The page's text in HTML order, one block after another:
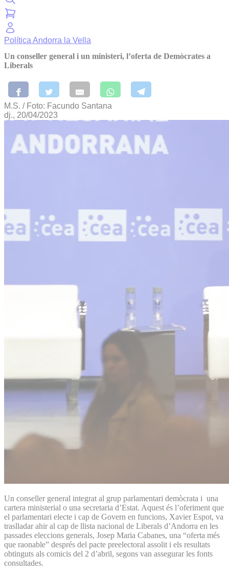
Política Andorra la Vella
Un conseller general i un ministeri, l’oferta de Demòcrates a
Liberals
M.S. / Foto: Facundo Santana
dj., 20/04/2023
Un conseller general integrat al grup parlamentari demòcrata i una
cartera ministerial o una secretaria d’Estat. Aquest és l’oferiment que
el parlamentari electe i cap de Govern en funcions, Xavier Espot, va
traslladar ahir al cap de llista nacional de Liberals d’Andorra en les
passades eleccions generals, Josep Maria Cabanes, una “oferta més
que raonable” després del pacte preelectoral assolit i els resultats
obtinguts als comicis del 2 d’abril, segons van assegurar les fonts
consultades.